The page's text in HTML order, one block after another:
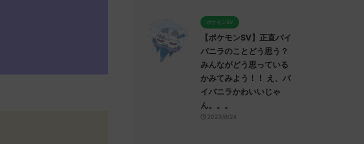
ポケモンSV
【ポケモンSV】正直バイ
バニラのことどう思う？
みんながどう思っている
かみてみよう！！ え、バ
イバニラかわいいじゃ
ん。。。
2023/8/24